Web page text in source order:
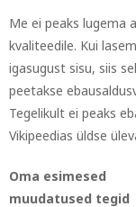
Me ei peaks lugema
kvaliteedile. Kui
igasugust sisu, siis
peetakse
Tegelikult ei peaks
Vikipeedias üldse
Oma esimesed
muudatused tegid